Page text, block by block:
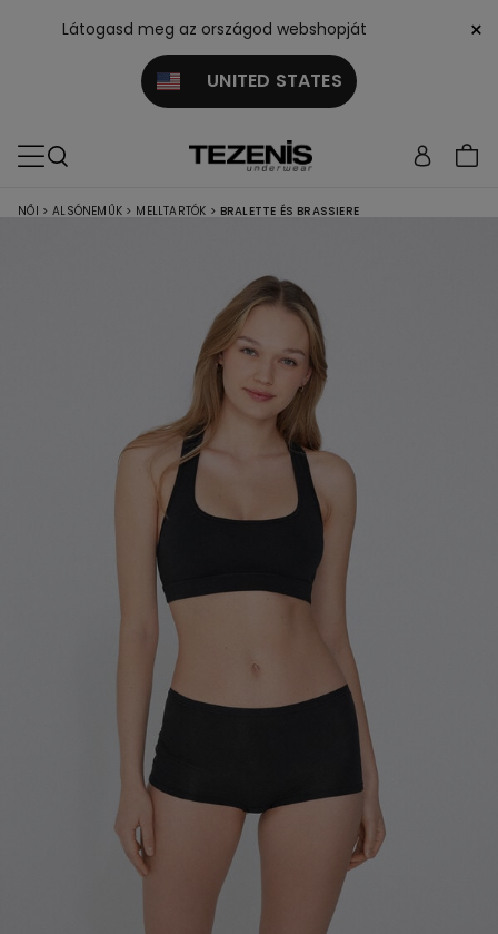
Látogasd meg az országod webshopját
UNITED STATES
×
NŐI > ALSÓNEMŰK > MELLTARTÓK > BRALETTE ÉS BRASSIERE